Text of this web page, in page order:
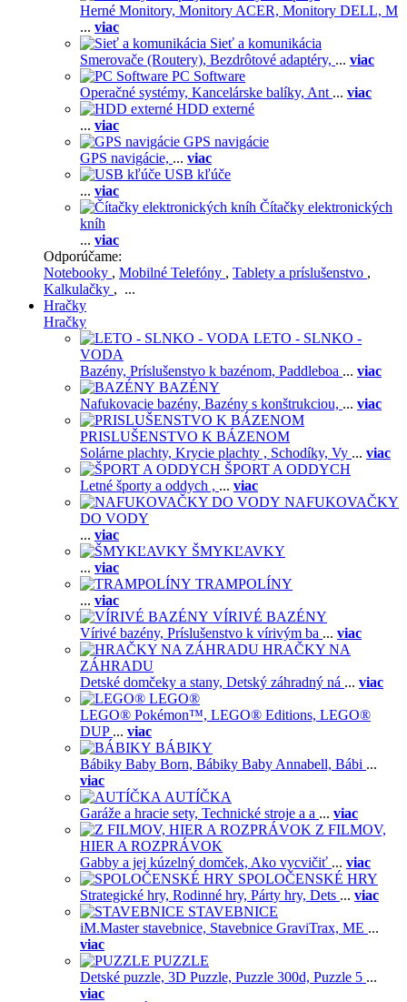
Herné Monitory, Monitory ACER, Monitory DELL, M
... viac
Sieť a komunikácia
Smerovače (Routery), Bezdrôtové adaptéry, ... viac
PC Software
Operačné systémy, Kancelárske balíky, Ant ... viac
HDD externé
... viac
GPS navigácie
GPS navigácie, ... viac
USB kľúče
... viac
Čítačky elektronických
kníh
... viac
Odporúčame:
Notebooky , Mobilné Telefóny , Tablety a príslušenstvo ,
Kalkulačky , ...
Hračky
Hračky
LETO - SLNKO -
VODA
Bazény, Príslušenstvo k bazénom, Paddleboa ... viac
BAZÉNY
Nafukovacie bazény, Bazény s konštrukciou, ... viac
PRISLUŠENSTVO K BÁZENOM
Solárne plachty, Krycie plachty , Schodíky, Vy ... viac
ŠPORT A ODDYCH
Letné športy a oddych , ... viac
NAFUKOVAČKY
DO VODY
... viac
ŠMYKĽAVKY
... viac
TRAMPOLÍNY
... viac
VÍRIVÉ BAZÉNY
Vírivé bazény, Príslušenstvo k vírivým ba ... viac
HRAČKY NA
ZÁHRADU
Detské domčeky a stany, Detský záhradný ná ... viac
LEGO®
LEGO® Pokémon™, LEGO® Editions, LEGO®
DUP ... viac
BÁBIKY
Bábiky Baby Born, Bábiky Baby Annabell, Bábi ...
viac
AUTÍČKA
Garáže a hracie sety, Technické stroje a a ... viac
Z FILMOV,
HIER A ROZPRÁVOK
Gabby a jej kúzelný domček, Ako vycvičiť ... viac
SPOLOČENSKÉ HRY
Strategické hry, Rodinné hry, Párty hry, Dets ... viac
STAVEBNICE
iM.Master stavebnice, Stavebnice GraviTrax, ME ...
viac
PUZZLE
Detské puzzle, 3D Puzzle, Puzzle 300d, Puzzle 5 ...
viac